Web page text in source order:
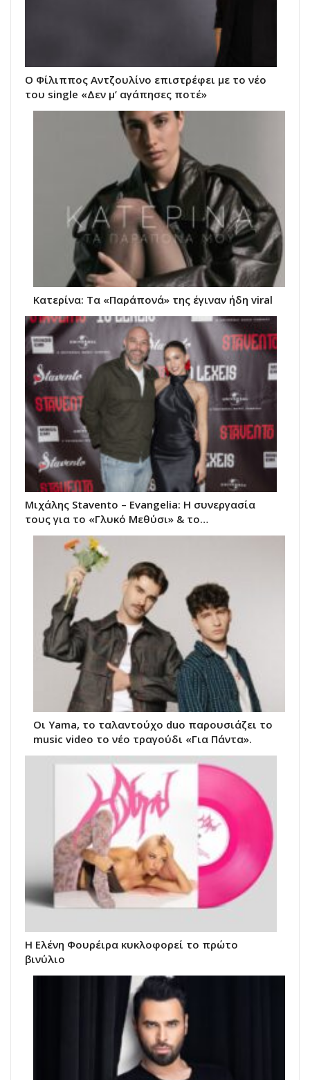
Ο Φίλιππος Αντζουλίνο επιστρέφει με το νέο
του single «Δεν μ’ αγάπησες ποτέ»
Κατερίνα: Τα «Παράπονά» της έγιναν ήδη viral
Μιχάλης Stavento – Evangelia: Η συνεργασία
τους για το «Γλυκό Μεθύσι» & το…
Οι Yama, το ταλαντούχο duo παρουσιάζει το
music video το νέο τραγούδι «Για Πάντα».
Η Ελένη Φουρέιρα κυκλοφορεί το πρώτο
βινύλιο